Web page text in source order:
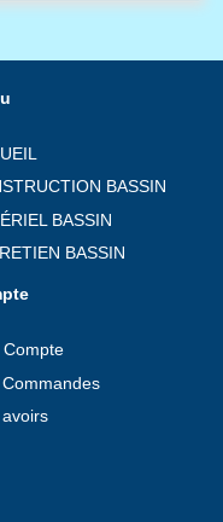
BASSIN
BASSIN
BASSIN
Compte